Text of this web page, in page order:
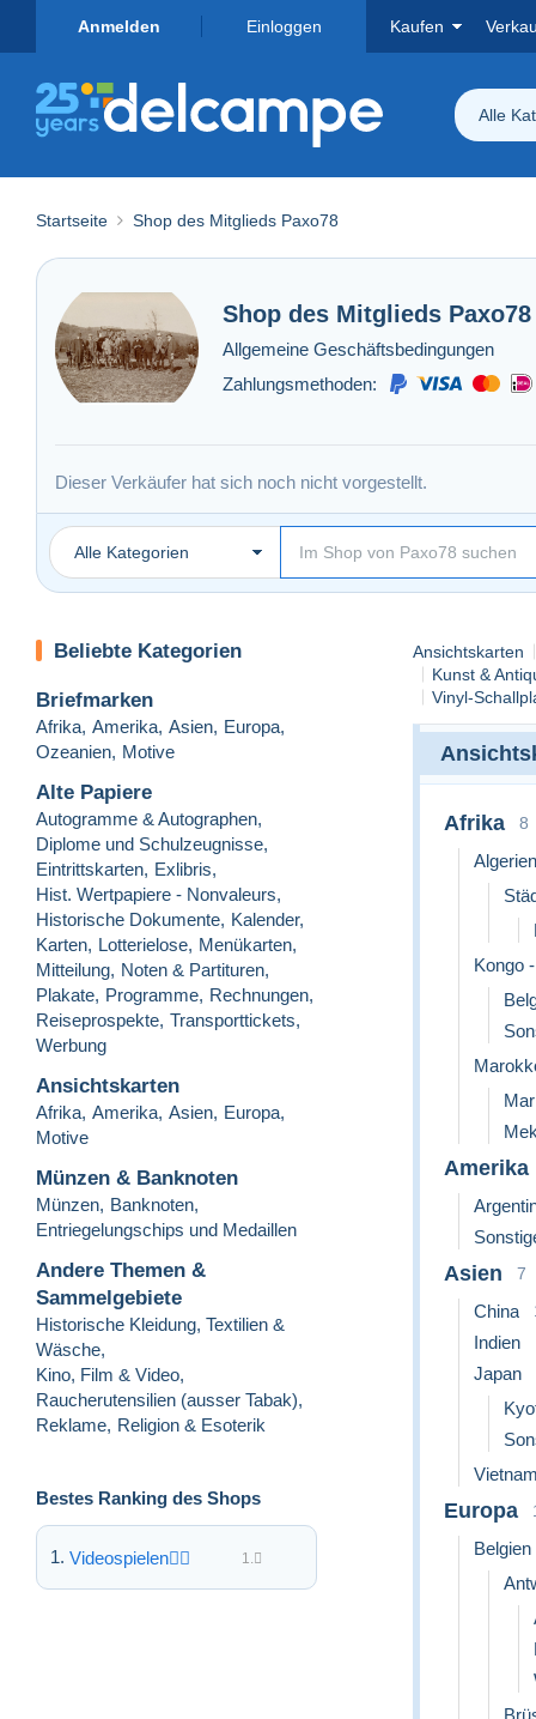
Anmelden Einloggen Kaufen
Alle
Startseite Shop des Mitglieds Paxo78
Shop des Mitglieds Paxo78
Allgemeine Geschäftsbedingungen
Zahlungsmethoden:
Dieser Verkäufer hat sich noch nicht vorgestellt.
Alle Kategorien
Beliebte Kategorien
Briefmarken
Afrika, Amerika, Asien, Europa,
Ozeanien, Motive
Alte Papiere
Autogramme & Autographen,
Diplome und Schulzeugnisse,
Eintrittskarten, Exlibris,
Hist. Wertpapiere - Nonvaleurs,
Historische Dokumente, Kalender,
Karten, Lotterielose, Menükarten,
Mitteilung, Noten & Partituren,
Plakate, Programme, Rechnungen,
Reiseprospekte, Transporttickets,
Werbung
Ansichtskarten
Afrika, Amerika, Asien, Europa,
Motive
Münzen & Banknoten
Münzen, Banknoten,
Entriegelungschips und Medaillen
Andere Themen &
Sammelgebiete
Historische Kleidung, Textilien &
Wäsche,
Kino, Film & Video,
Raucherutensilien (ausser Tabak),
Reklame, Religion & Esoterik
Bestes Ranking des Shops
Videospielen 1.
Ansichtskarten
Kunst &
Vinyl-
Afrika 8
Algerien
Kongo
Amerika
Asien 7
China
Indien
Japan
Europa
Belgien